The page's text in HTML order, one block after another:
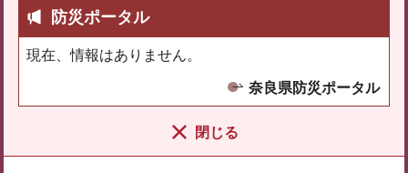
防災ポータル
現在、情報はありません。
奈良県防災ポータル
閉じる